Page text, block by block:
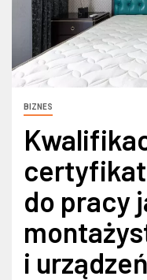
BIZNES
do pracy
i